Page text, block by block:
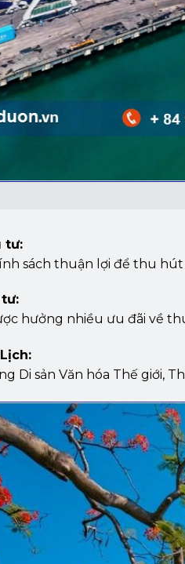
tư:
sách thuận lợi để thu
hưởng nhiều ưu đãi về
Di sản Văn hóa Thế giới,